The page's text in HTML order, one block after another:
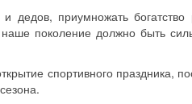
дедов, приумножать
поколение должно быть
спортивного праздника,